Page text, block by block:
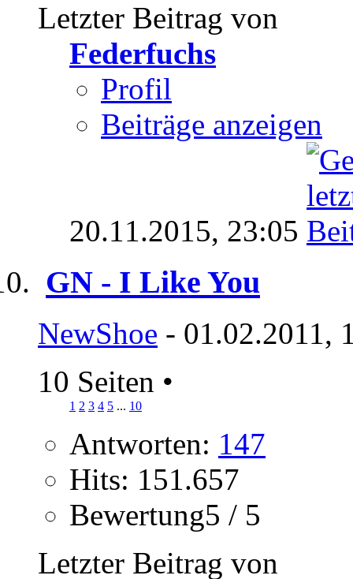
Letzter Beitrag von
Federfuchs
Profil
Beiträge anzeigen
20.11.2015, 23:05
GN - I Like You
NewShoe - 01.02.2011,
10 Seiten •
1 2 3 4 5 ... 10
Antworten: 147
Hits: 151.657
Bewertung5 / 5
Letzter Beitrag von